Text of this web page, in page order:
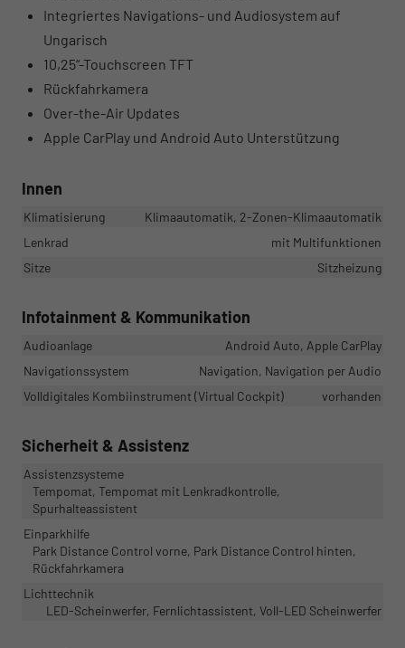
Integriertes Navigations- und Audiosystem auf
Ungarisch
10,25“-Touchscreen TFT
Rückfahrkamera
Over-the-Air Updates
Apple CarPlay und Android Auto Unterstützung
Innen
Klimatisierung
Klimaautomatik, 2-Zonen-Klimaautomatik
Lenkrad
mit Multifunktionen
Sitze
Sitzheizung
Infotainment & Kommunikation
Audioanlage
Android Auto, Apple CarPlay
Navigationssystem
Navigation, Navigation per Audio
Volldigitales Kombiinstrument (Virtual Cockpit)
vorhanden
Sicherheit & Assistenz
Assistenzsysteme
Tempomat, Tempomat mit Lenkradkontrolle,
Spurhalteassistent
Einparkhilfe
Park Distance Control vorne, Park Distance Control hinten,
Rückfahrkamera
Lichttechnik
LED-Scheinwerfer, Fernlichtassistent, Voll-LED Scheinwerfer